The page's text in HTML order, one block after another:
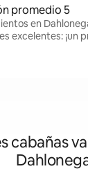
promedio 5
en
excelentes: ¡un
cabañas